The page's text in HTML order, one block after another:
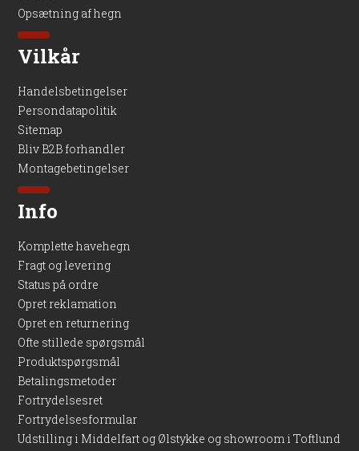
Opsætning af hegn
Vilkår
Handelsbetingelser
Persondatapolitik
Sitemap
Bliv B2B forhandler
Montagebetingelser
Info
Komplette havehegn
Fragt og levering
Status på ordre
Opret reklamation
Opret en returnering
Ofte stillede spørgsmål
Produktspørgsmål
Betalingsmetoder
Fortrydelsesret
Fortrydelsesformular
Udstilling i Middelfart og Ølstykke og showroom i Toftlund